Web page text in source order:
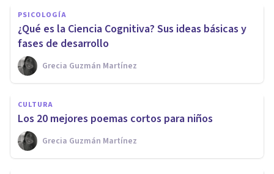
PSICOLOGÍA
¿Qué es la Ciencia Cognitiva? Sus ideas básicas y
fases de desarrollo
Grecia Guzmán Martínez
CULTURA
Los 20 mejores poemas cortos para niños
Grecia Guzmán Martínez